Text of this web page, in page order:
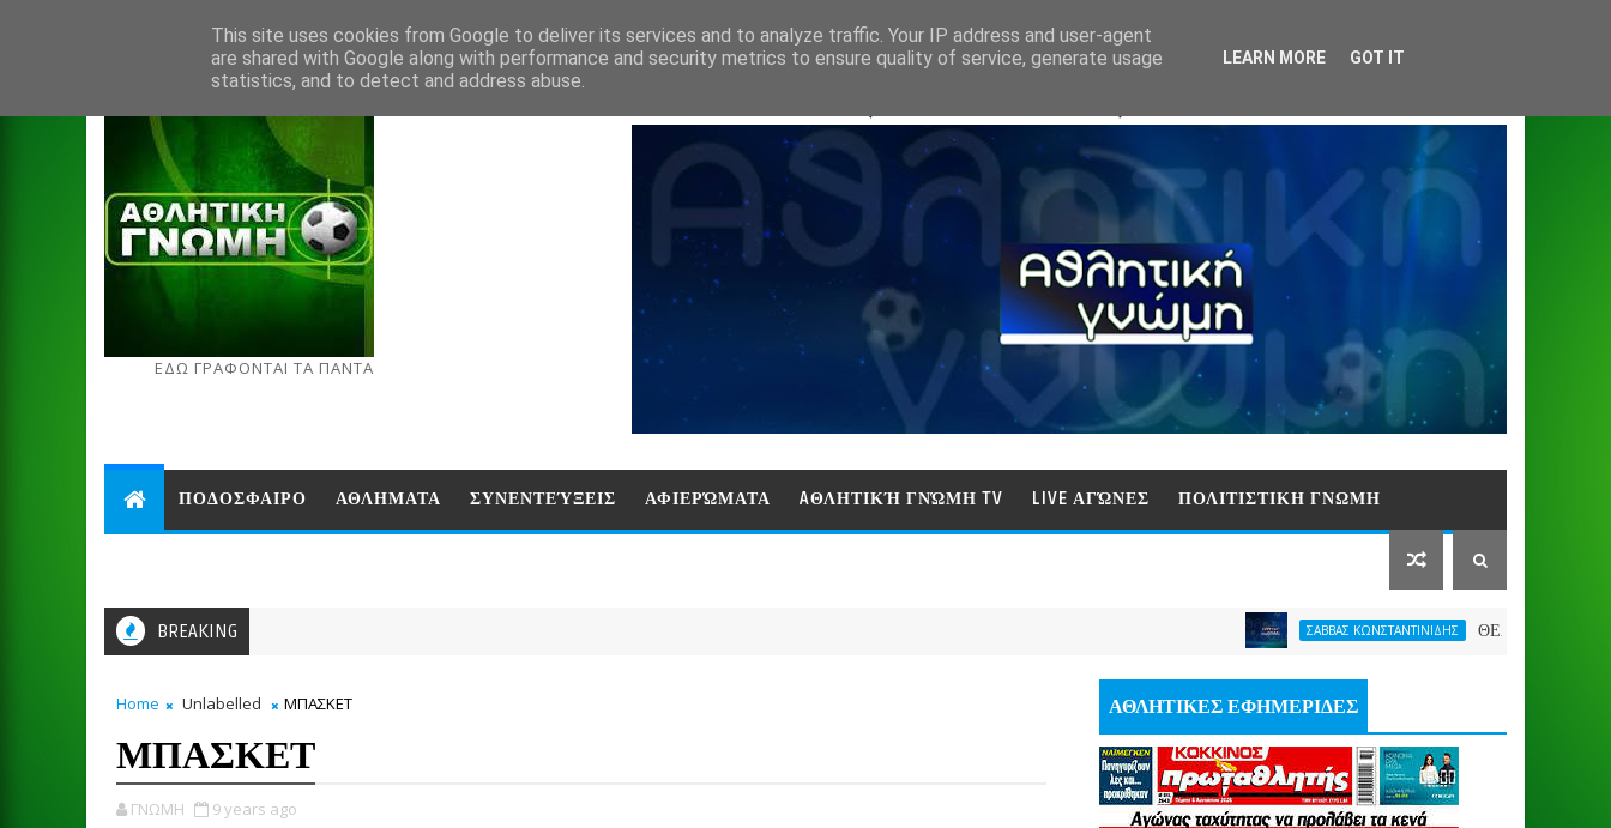
ΕΔΩ ΓΡΑΦΟΝΤΑΙ ΤΑ ΠΑΝΤΑ
ΠΟΔΟΣΦΑΙΡΟ ΑΘΛΗΜΑΤΑ ΣΥΝΕΝΤΕΎΞΕΙΣ ΑΦΙΕΡΏΜΑΤΑ AΘΛΗΤΙΚΉ ΓΝΏΜΗ TV LIVE ΑΓΏΝΕΣ ΠΟΛΙΤΙΣΤΙΚΗ ΓΝΩΜΗ
BREAKING ΣΑΒΒΑΣ ΚΩΝΣΤΑΝΤΙΝΙΔΗΣ ΘΕΛΕΙ FORMAT O ΑΡΗΣ
Home Unlabelled ΜΠΑΣΚΕΤ
ΜΠΑΣΚΕΤ
ΓΝΩΜΗ 9 years ago
ΑΘΛΗΤΙΚΕΣ ΕΦΗΜΕΡΙΔΕΣ
This site uses cookies from Google to deliver its services and to analyze traffic. Your IP address and user-agent
are shared with Google along with performance and security metrics to ensure quality of service, generate usage
statistics, and to detect and address abuse.
LEARN MORE GOT IT